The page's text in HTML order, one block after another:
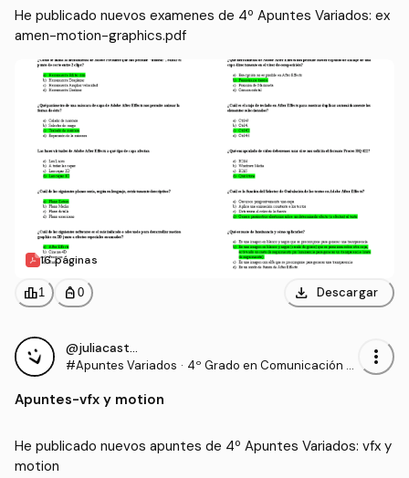
He publicado nuevos examenes de 4º Apuntes Variados: ex
amen-motion-graphics.pdf
16 páginas
leaderboard1 personal_bag 0 download Descargar
@juliacastillo
#Apuntes Variados · 4º Grado en Comunicación A
more_vert
Apuntes-vfx y motion
He publicado nuevos apuntes de 4º Apuntes Variados: vfx y
motion